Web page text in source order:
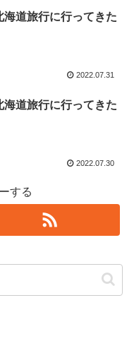
海道旅行に行ってきた
2022.07.31
海道旅行に行ってきた
2022.07.30
する